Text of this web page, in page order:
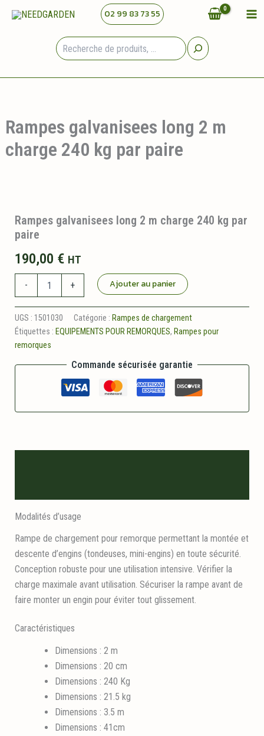
02 99 83 73 55
Rampes galvanisees long 2 m
charge 240 kg par paire
Rampes galvanisees long 2 m charge 240 kg par
paire
190,00 € HT
-
galvanisees
long
m
paire
+ Ajouter au panier
UGS : 1501030 Catégorie : Rampes de chargement
Étiquettes : EQUIPEMENTS POUR REMORQUES, Rampes pour
remorques
Commande sécurisée garantie
Modalités d’usage
Rampe de chargement pour remorque permettant la montée et
descente d’engins (tondeuses, mini-engins) en toute sécurité.
Conception robuste pour une utilisation intensive. Vérifier la
charge maximale avant utilisation. Sécuriser la rampe avant de
faire monter un engin pour éviter tout glissement.
Caractéristiques
Dimensions : 2 m
Dimensions : 20 cm
Dimensions : 240 Kg
Dimensions : 21.5 kg
Dimensions : 3.5 m
Dimensions : 41cm